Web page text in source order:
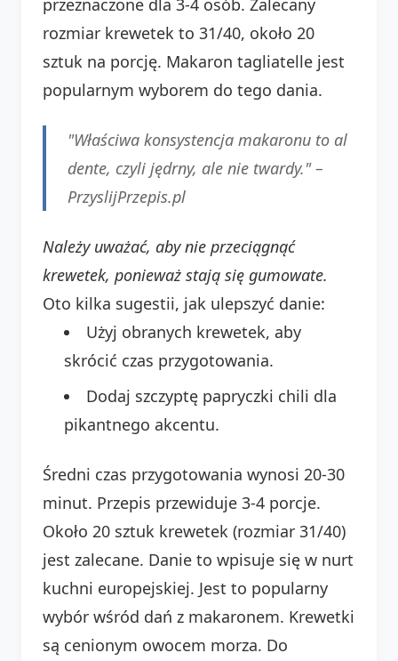
rozmiar krewetek to 31/40, około 20
sztuk na porcję. Makaron tagliatelle jest
popularnym wyborem do tego dania.
"Właściwa konsystencja makaronu to al
dente, czyli jędrny, ale nie twardy." –
PrzyslijPrzepis.pl
Należy uważać, aby nie przeciągnąć
krewetek, ponieważ stają się gumowate.
Oto kilka sugestii, jak ulepszyć danie:
Użyj obranych krewetek, aby
skrócić czas przygotowania.
Dodaj szczyptę papryczki chili dla
pikantnego akcentu.
Średni czas przygotowania wynosi 20-30
minut. Przepis przewiduje 3-4 porcje.
Około 20 sztuk krewetek (rozmiar 31/40)
jest zalecane. Danie to wpisuje się w nurt
kuchni europejskiej. Jest to popularny
wybór wśród dań z makaronem. Krewetki
są cenionym owocem morza. Do